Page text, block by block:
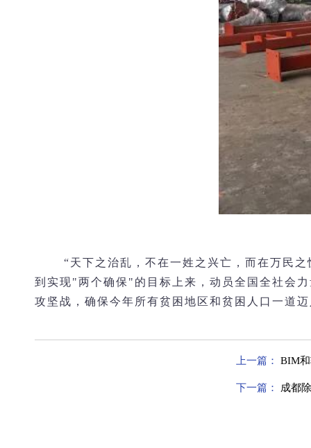
“天下之治乱，不在一姓之兴亡，而在万民
到实现"两个确保"的目标上来，动员全国全社会
攻坚战，确保今年所有贫困地区和贫困人口一道
上一篇： BIM
下一篇： 成都